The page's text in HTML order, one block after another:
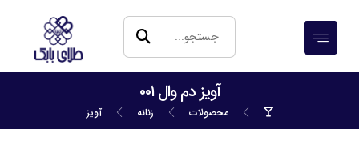
آویز دم وال ۰۰۱
محصولات زنانه آویز